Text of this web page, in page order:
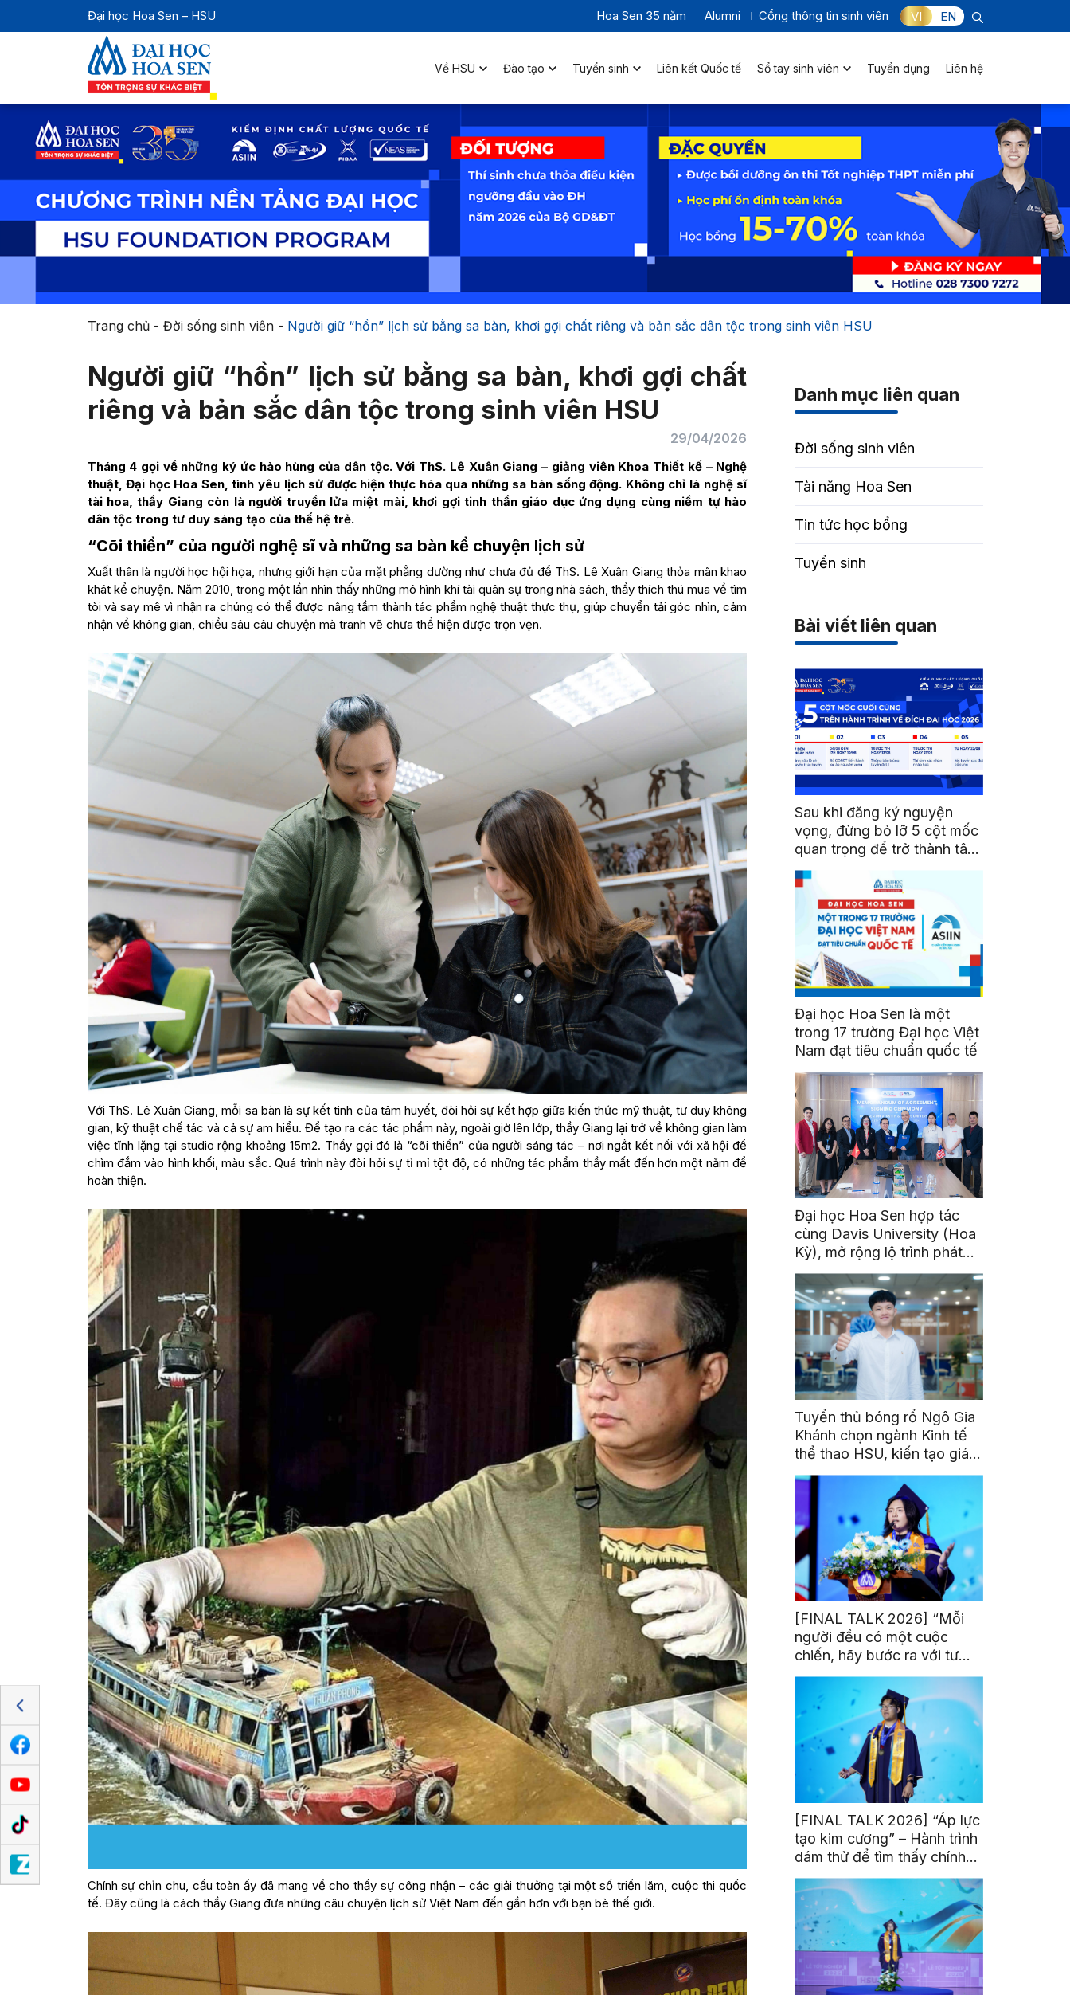
Đại học Hoa Sen – HSU Hoa Sen 35 năm Alumni Cổng thông tin sinh viên VI EN
Về HSU Đào tạo Tuyển sinh Liên kết Quốc tế Sổ tay sinh viên Tuyển dụng Liên hệ
Trang chủ- Đời sống sinh viên- Người giữ “hồn” lịch sử bằng sa bàn, khơi gợi chất riêng và bản sắc dân tộc trong sinh viên HSU
Người giữ “hồn” lịch sử bằng sa bàn, khơi gợi chất
riêng và bản sắc dân tộc trong sinh viên HSU
29/04/2026
Tháng 4 gọi về những ký ức hào hùng của dân tộc. Với ThS. Lê Xuân Giang – giảng viên Khoa Thiết kế – Nghệ
thuật, Đại học Hoa Sen, tình yêu lịch sử được hiện thực hóa qua những sa bàn sống động. Không chỉ là nghệ sĩ
tài hoa, thầy Giang còn là người truyền lửa miệt mài, khơi gợi tinh thần giáo dục ứng dụng cùng niềm tự hào
dân tộc trong tư duy sáng tạo của thế hệ trẻ.
“Cõi thiền” của người nghệ sĩ và những sa bàn kể chuyện lịch sử
Xuất thân là người học hội họa, nhưng giới hạn của mặt phẳng dường như chưa đủ để ThS. Lê Xuân Giang thỏa mãn khao
khát kể chuyện. Năm 2010, trong một lần nhìn thấy những mô hình khí tài quân sự trong nhà sách, thầy thích thú mua về tìm
tòi và say mê vì nhận ra chúng có thể được nâng tầm thành tác phẩm nghệ thuật thực thụ, giúp chuyển tải góc nhìn, cảm
nhận về không gian, chiều sâu câu chuyện mà tranh vẽ chưa thể hiện được trọn vẹn.
Với ThS. Lê Xuân Giang, mỗi sa bàn là sự kết tinh của tâm huyết, đòi hỏi sự kết hợp giữa kiến thức mỹ thuật, tư duy không
gian, kỹ thuật chế tác và cả sự am hiểu. Để tạo ra các tác phẩm này, ngoài giờ lên lớp, thầy Giang lại trở về không gian làm
việc tĩnh lặng tại studio rộng khoảng 15m2. Thầy gọi đó là “cõi thiền” của người sáng tác – nơi ngắt kết nối với xã hội để
chìm đắm vào hình khối, màu sắc. Quá trình này đòi hỏi sự tỉ mỉ tột độ, có những tác phẩm thầy mất đến hơn một năm để
hoàn thiện.
Chính sự chỉn chu, cầu toàn ấy đã mang về cho thầy sự công nhận – các giải thưởng tại một số triển lãm, cuộc thi quốc
tế. Đây cũng là cách thầy Giang đưa những câu chuyện lịch sử Việt Nam đến gần hơn với bạn bè thế giới.
Danh mục liên quan
Đời sống sinh viên
Tài năng Hoa Sen
Tin tức học bổng
Tuyển sinh
Bài viết liên quan
Sau khi đăng ký nguyện
vọng, đừng bỏ lỡ 5 cột mốc
quan trọng để trở thành tân
sinh viên HSU
Đại học Hoa Sen là một
trong 17 trường Đại học Việt
Nam đạt tiêu chuẩn quốc tế
Đại học Hoa Sen hợp tác
cùng Davis University (Hoa
Kỳ), mở rộng lộ trình phát
triển toàn cầu cho sinh viên
Tuyển thủ bóng rổ Ngô Gia
Khánh chọn ngành Kinh tế
thể thao HSU, kiến tạo giá
trị từ đam mê thể thao
[FINAL TALK 2026] “Mỗi
người đều có một cuộc
chiến, hãy bước ra với tư
thế của người chiến thắng”
[FINAL TALK 2026] “Áp lực
tạo kim cương” – Hành trình
dám thử để tìm thấy chính
mình